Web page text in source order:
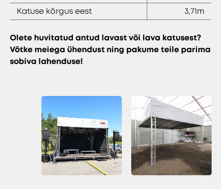
Katuse kõrgus eest
3,71m
Olete huvitatud antud lavast või lava katusest?
Võtke meiega ühendust ning pakume teile parima
sobiva lahenduse!